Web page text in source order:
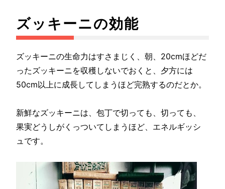
ズッキーニの効能
ズッキーニの生命力はすさまじく、朝、20cmほどだ
ったズッキーニを収穫しないでおくと、夕方には
50cm以上に成長してしまうほど完熟するのだとか。
新鮮なズッキーニは、包丁で切っても、切っても、
果実どうしがくっついてしまうほど、エネルギッシ
ュです。